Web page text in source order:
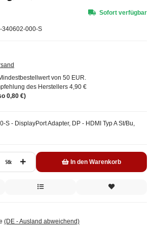
340602-000-S
S - DisplayPort Adapter, DP - HDMI Typ A St/Bu,
von 50 EUR.
des Herstellers 4,90 €
0,80 €)
Stk In den Warenkorb
Sofort verfügbar
(DE - Ausland abweichend)